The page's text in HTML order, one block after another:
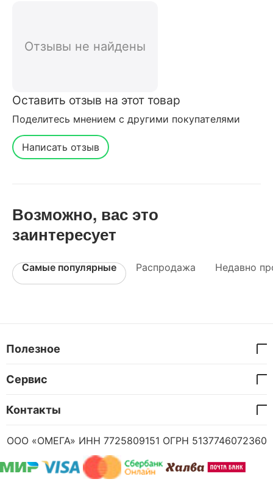
Отзывы не найдены
Оставить отзыв на этот товар
Поделитесь мнением с другими покупателями
Написать отзыв
Возможно, вас это
заинтересует
Самые популярные Распродажа Недавно
Полезное
Сервис
Контакты
ООО «ОМЕГА» ИНН 7725809151 ОГРН 5137746072360